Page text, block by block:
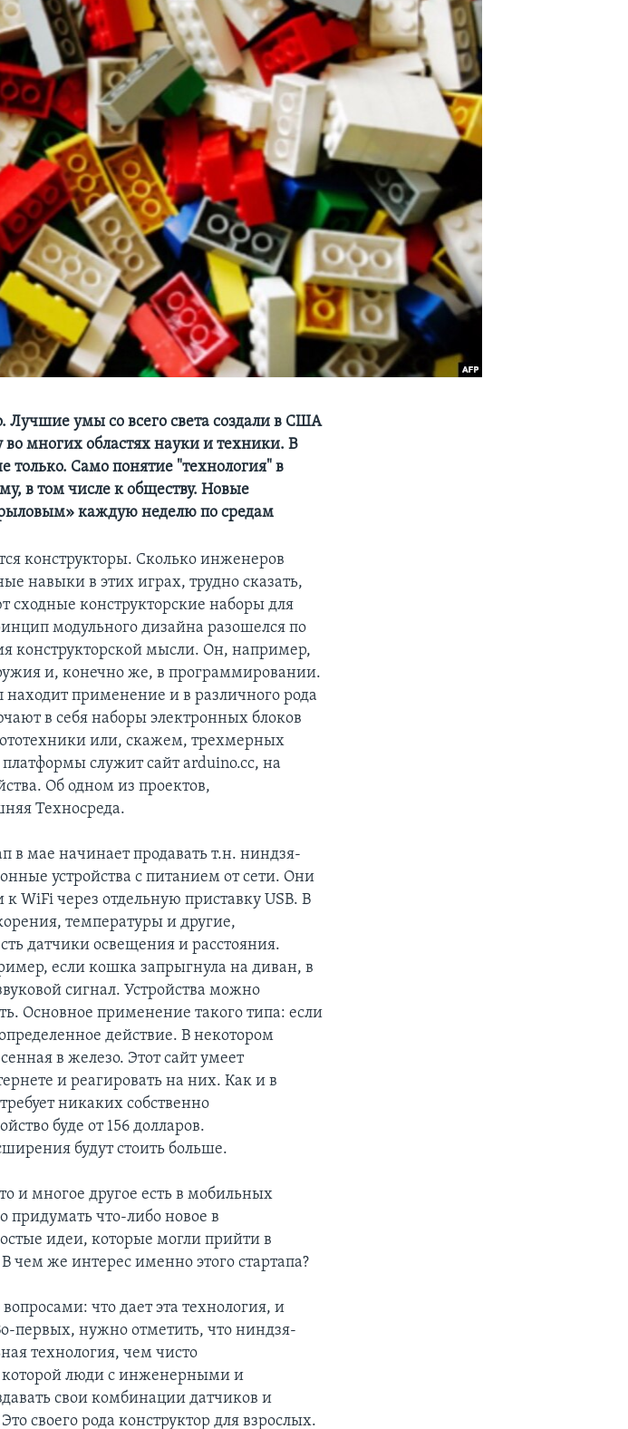
Лучшие умы со всего света создали в США
многих областях науки и техники. В
только. Само понятие "технология" в
в том числе к обществу. Новые
каждую неделю по средам
конструкторы. Сколько инженеров
навыки в этих играх, трудно сказать,
сходные конструкторские наборы для
модульного дизайна разошелся по
конструкторской мысли. Он, например,
и, конечно же, в программировании.
находит применение и в различного рода
в себя наборы электронных блоков
или, скажем, трехмерных
служит сайт arduino.cc, на
Об одном из проектов,
Техносреда.
в мае начинает продавать т.н. ниндзя-
устройства с питанием от сети. Они
WiFi через отдельную приставку USB. В
температуры и другие,
датчики освещения и расстояния.
если кошка запрыгнула на диван, в
сигнал. Устройства можно
Основное применение такого типа: если
действие. В некотором
в железо. Этот сайт умеет
и реагировать на них. Как и в
никаких собственно
буде от 156 долларов.
будут стоить больше.
и многое другое есть в мобильных
придумать что-либо новое в
идеи, которые могли прийти в
чем же интерес именно этого стартапа?
что дает эта технология, и
первых, нужно отметить, что ниндзя-
технология, чем чисто
которой люди с инженерными и
свои комбинации датчиков и
своего рода конструктор для взрослых.